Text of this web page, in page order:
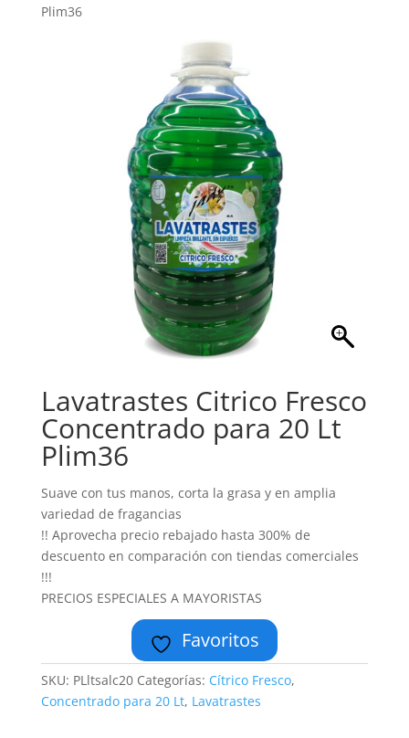
Plim36
Lavatrastes Citrico Fresco
Concentrado para 20 Lt
Plim36
Suave con tus manos, corta la grasa y en amplia
variedad de fragancias
!! Aprovecha precio rebajado hasta 300% de
descuento en comparación con tiendas comerciales
!!!
PRECIOS ESPECIALES A MAYORISTAS
Favoritos
SKU: PLltsalc20 Categorías: Cítrico Fresco,
Concentrado para 20 Lt, Lavatrastes